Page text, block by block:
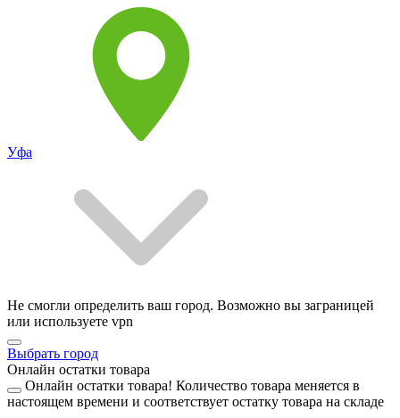
Уфа
Не смогли определить ваш город. Возможно вы заграницей
или используете vpn
Выбрать город
Онлайн остатки товара
Онлайн остатки товара! Количество товара меняется в
настоящем времени и соответствует остатку товара на складе